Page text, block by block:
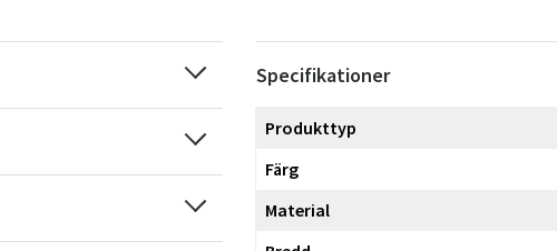
Specifikationer
Produkttyp
Färg
Material